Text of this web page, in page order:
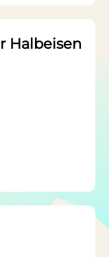
Halbeisen